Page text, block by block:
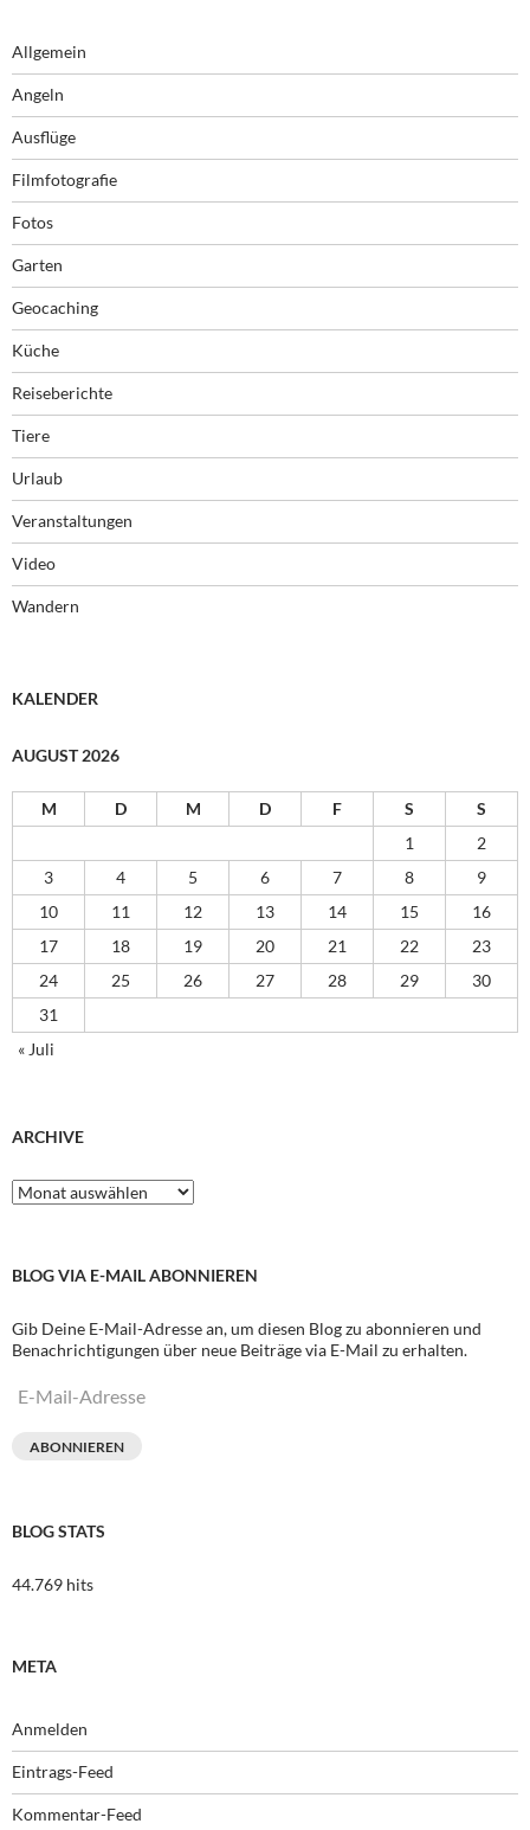
Allgemein
Angeln
Ausflüge
Filmfotografie
Fotos
Garten
Geocaching
Küche
Reiseberichte
Tiere
Urlaub
Veranstaltungen
Video
Wandern
KALENDER
AUGUST 2026
M D M D F S
S
1
2
3
4 5 6 7 8
9
10
11 12 13 14 15
16
17
18 19 20 21 22
23
24
25 26 27 28 29
30
31
« Juli
ARCHIVE
Archive
BLOG VIA E-MAIL ABONNIEREN
Gib Deine E-Mail-Adresse an, um diesen Blog zu abonnieren und
Benachrichtigungen über neue Beiträge via E-Mail zu erhalten.
E-
ABONNIEREN
BLOG STATS
44.769 hits
META
Anmelden
Eintrags-Feed
Kommentar-Feed